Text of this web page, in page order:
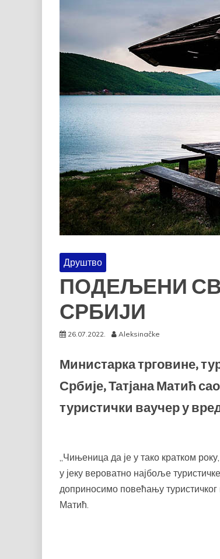
Друштво
ПОДЕЉЕНИ
СРБИЈИ
26.07.2022. Aleksinačke
Министарка трговине,
Србије, Татјана Матић
туристички ваучер у
„Чињеница да је у тако кратком
у јеку вероватно најбоље
доприносимо повећању
Матић.